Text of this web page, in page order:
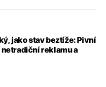
jako stav beztíže: Pivní
reklamu a